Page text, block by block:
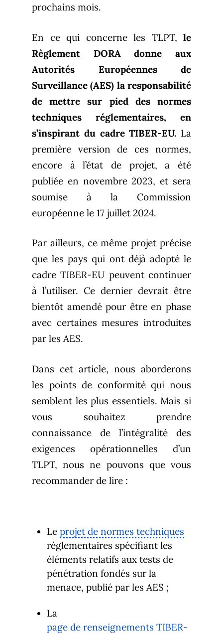
prochains mois.
En ce qui concerne les TLPT, le
Règlement DORA donne aux
Autorités Européennes de
Surveillance (AES) la responsabilité
de mettre sur pied des normes
techniques réglementaires, en
s’inspirant du cadre TIBER-EU. La
première version de ces normes,
encore à l’état de projet, a été
publiée en novembre 2023, et sera
soumise à la Commission
européenne le 17 juillet 2024.
Par ailleurs, ce même projet précise
que les pays qui ont déjà adopté le
cadre TIBER-EU peuvent continuer
à l’utiliser. Ce dernier devrait être
bientôt amendé pour être en phase
avec certaines mesures introduites
par les AES.
Dans cet article, nous aborderons
les points de conformité qui nous
semblent les plus essentiels. Mais si
vous souhaitez prendre
connaissance de l’intégralité des
exigences opérationnelles d’un
TLPT, nous ne pouvons que vous
recommander de lire :
Le projet de normes techniques
réglementaires spécifiant les
éléments relatifs aux tests de
pénétration fondés sur la
menace, publié par les AES ;
La
page de renseignements TIBER-